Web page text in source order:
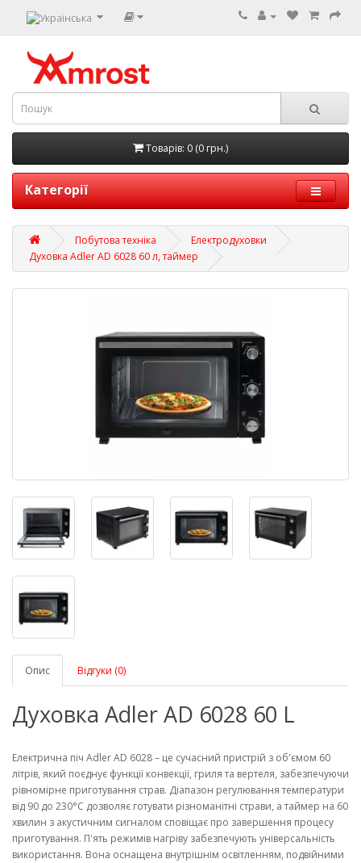
Товарів: 0 (0 грн.)
Категорії
Побутова техніка
Електродуховки
Духовка Adler AD 6028 60 л, таймер
Опис Відгуки (0)
Духовка Adler AD 6028 60 L
Електрична піч Adler AD 6028 – це сучасний пристрій з об'ємом 60
літрів, який поєднує функції конвекції, гриля та вертеля, забезпечуючи
рівномірне приготування страв. Діапазон регулювання температури
від 90 до 230°C дозволяє готувати різноманітні страви, а таймер на 60
хвилин з акустичним сигналом сповіщає про завершення процесу
приготування. П'ять режимів нагріву забезпечують універсальність
використання. Вона оснащена внутрішнім освітленням, подвійними